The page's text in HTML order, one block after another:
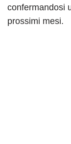
confermandosi
prossimi mesi.